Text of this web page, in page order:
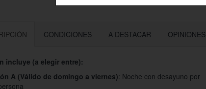
CONDICIONES A DESTACAR OPINIONES
incluye (a elegir entre):
A (Válido de domingo a viernes): Noche con desayuno por